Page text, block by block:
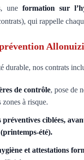
une formation sur
qui rappelle
durable, nos contrats
de contrôle, pose de
à risque.
ciblées,
été).
et attestations